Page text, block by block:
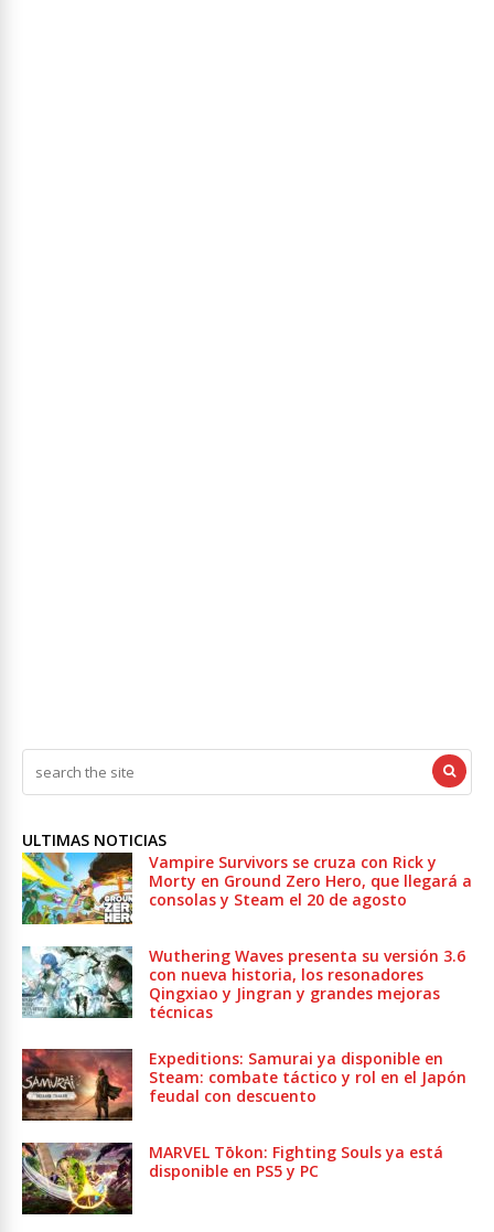
ULTIMAS NOTICIAS
Vampire Survivors se cruza con Rick y
Morty en Ground Zero Hero, que llegará a
consolas y Steam el 20 de agosto
Wuthering Waves presenta su versión 3.6
con nueva historia, los resonadores
Qingxiao y Jingran y grandes mejoras
técnicas
Expeditions: Samurai ya disponible en
Steam: combate táctico y rol en el Japón
feudal con descuento
MARVEL Tōkon: Fighting Souls ya está
disponible en PS5 y PC